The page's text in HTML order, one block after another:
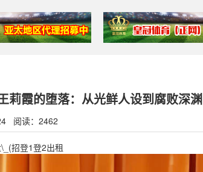
莉霞的堕落：从光鲜人设到腐败深渊
阅读：2462
招登1登2出租